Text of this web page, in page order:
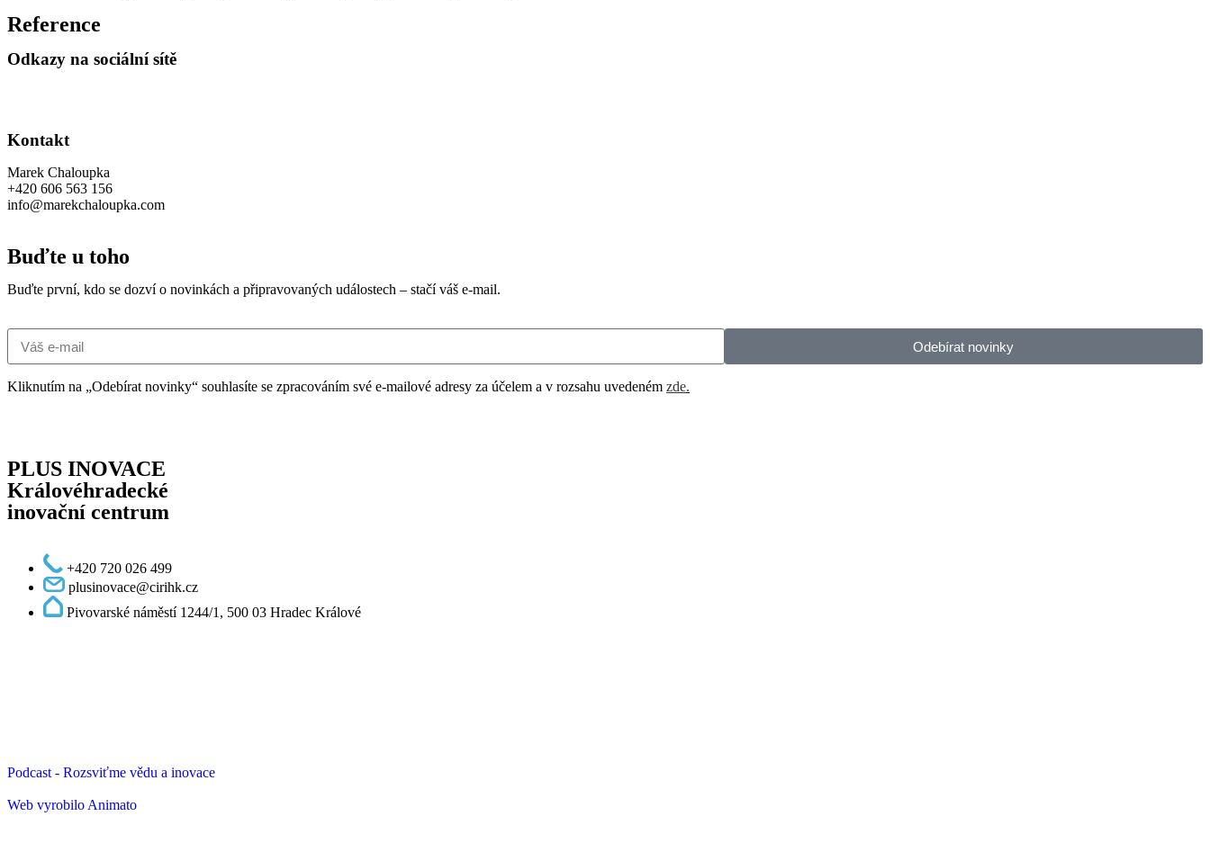
Reference
Odkazy na sociální sítě
Kontakt
Marek Chaloupka
+420 606 563 156
info@marekchaloupka.com
Buďte u toho
Buďte první, kdo se dozví o novinkách a připravovaných událostech – stačí váš e-mail.
Odebírat novinky
Kliknutím na „Odebírat novinky“ souhlasíte se zpracováním své e-mailové adresy za účelem a v rozsahu uvedeném zde.
PLUS INOVACE
Královéhradecké
inovační centrum
+420 720 026 499
plusinovace@cirihk.cz
Pivovarské náměstí 1244/1, 500 03 Hradec Králové
Podcast - Rozsviťme vědu a inovace
Web vyrobilo Animato